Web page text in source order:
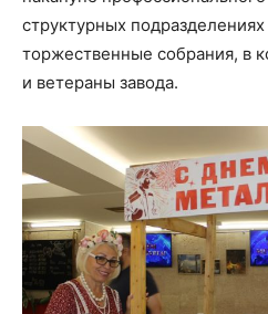
структурных
торжественные собрания, в
и ветераны завода.